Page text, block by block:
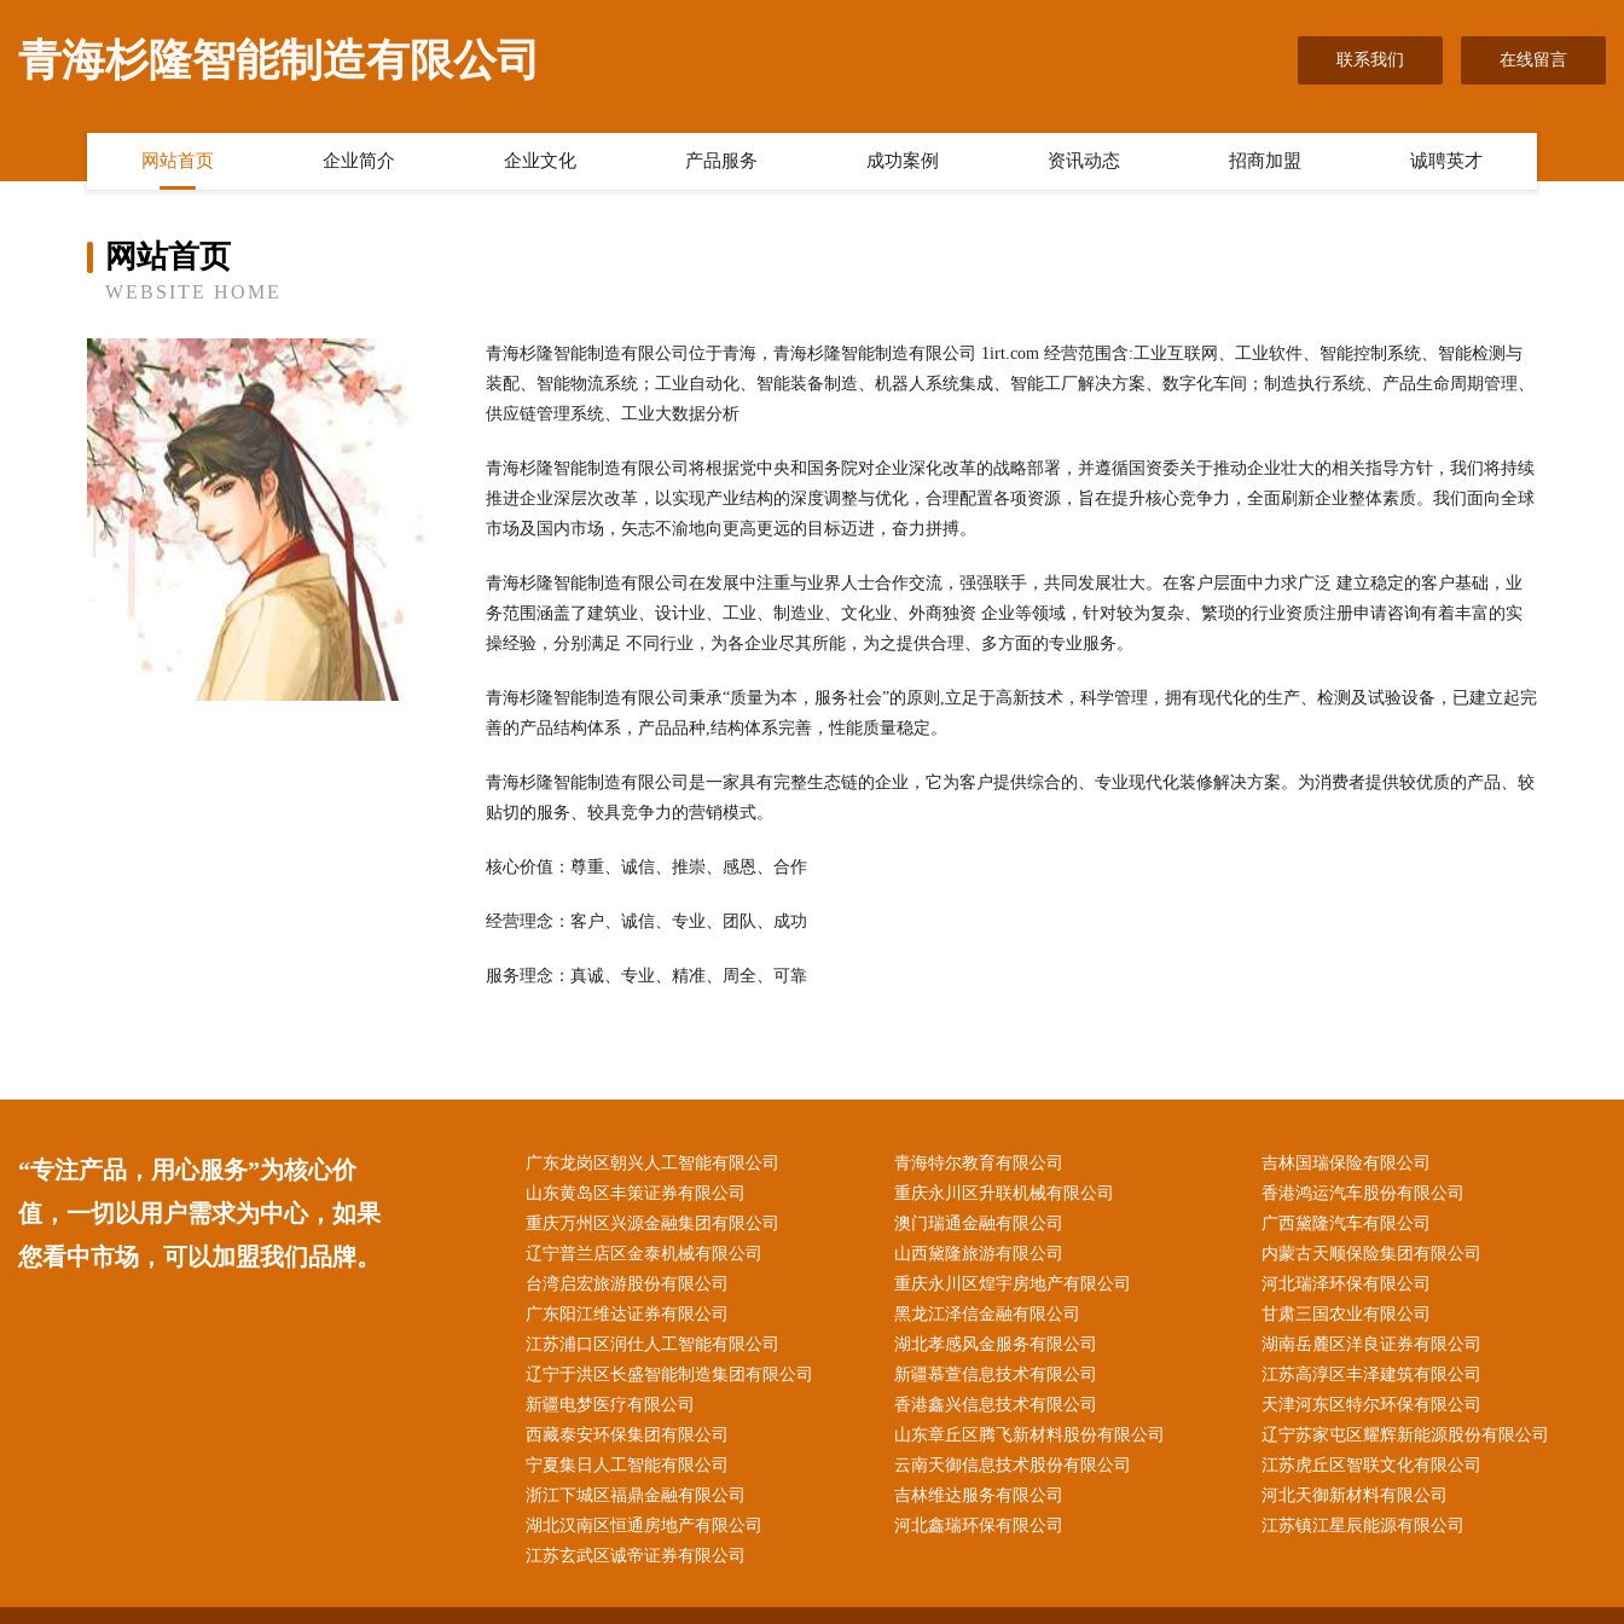
青海杉隆智能制造有限公司 联系我们 在线留言
网站首页 企业简介 企业文化 产品服务 成功案例 资讯动态 招商加盟 诚聘英才
网站首页
WEBSITE HOME
青海杉隆智能制造有限公司位于青海，青海杉隆智能制造有限公司 1irt.com 经营范围含:工业互联网、工业软件、智能控制系统、智能检测与
装配、智能物流系统；工业自动化、智能装备制造、机器人系统集成、智能工厂解决方案、数字化车间；制造执行系统、产品生命周期管理、
供应链管理系统、工业大数据分析
青海杉隆智能制造有限公司将根据党中央和国务院对企业深化改革的战略部署，并遵循国资委关于推动企业壮大的相关指导方针，我们将持续
推进企业深层次改革，以实现产业结构的深度调整与优化，合理配置各项资源，旨在提升核心竞争力，全面刷新企业整体素质。我们面向全球
市场及国内市场，矢志不渝地向更高更远的目标迈进，奋力拼搏。
青海杉隆智能制造有限公司在发展中注重与业界人士合作交流，强强联手，共同发展壮大。在客户层面中力求广泛 建立稳定的客户基础，业
务范围涵盖了建筑业、设计业、工业、制造业、文化业、外商独资 企业等领域，针对较为复杂、繁琐的行业资质注册申请咨询有着丰富的实
操经验，分别满足 不同行业，为各企业尽其所能，为之提供合理、多方面的专业服务。
青海杉隆智能制造有限公司秉承“质量为本，服务社会”的原则,立足于高新技术，科学管理，拥有现代化的生产、检测及试验设备，已建立起完
善的产品结构体系，产品品种,结构体系完善，性能质量稳定。
青海杉隆智能制造有限公司是一家具有完整生态链的企业，它为客户提供综合的、专业现代化装修解决方案。为消费者提供较优质的产品、较
贴切的服务、较具竞争力的营销模式。
核心价值：尊重、诚信、推崇、感恩、合作
经营理念：客户、诚信、专业、团队、成功
服务理念：真诚、专业、精准、周全、可靠
“专注产品，用心服务”为核心价
值，一切以用户需求为中心，如果
您看中市场，可以加盟我们品牌。
广东龙岗区朝兴人工智能有限公司 青海特尔教育有限公司
吉林国瑞保险有限公司
山东黄岛区丰策证券有限公司
重庆永川区升联机械有限公司
香港鸿运汽车股份有限公司
重庆万州区兴源金融集团有限公司
澳门瑞通金融有限公司
广西黛隆汽车有限公司
辽宁普兰店区金泰机械有限公司
山西黛隆旅游有限公司
内蒙古天顺保险集团有限公司
台湾启宏旅游股份有限公司
重庆永川区煌宇房地产有限公司
河北瑞泽环保有限公司
广东阳江维达证券有限公司
黑龙江泽信金融有限公司
甘肃三国农业有限公司
江苏浦口区润仕人工智能有限公司
湖北孝感风金服务有限公司
湖南岳麓区洋良证券有限公司
辽宁于洪区长盛智能制造集团有限公司
新疆慕萱信息技术有限公司
江苏高淳区丰泽建筑有限公司
新疆电梦医疗有限公司
香港鑫兴信息技术有限公司
天津河东区特尔环保有限公司
西藏泰安环保集团有限公司
山东章丘区腾飞新材料股份有限公司
辽宁苏家屯区耀辉新能源股份有限公司
宁夏集日人工智能有限公司
云南天御信息技术股份有限公司
江苏虎丘区智联文化有限公司
浙江下城区福鼎金融有限公司
吉林维达服务有限公司
河北天御新材料有限公司
湖北汉南区恒通房地产有限公司
河北鑫瑞环保有限公司
江苏镇江星辰能源有限公司
江苏玄武区诚帝证券有限公司